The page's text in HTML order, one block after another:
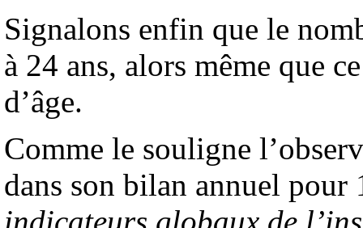
Signalons enfin que le
à 24 ans, alors même que
d’âge.
Comme le souligne
dans son bilan annuel pour